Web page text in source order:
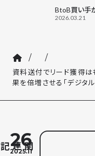
BtoB買い手
2026.03.21
/ /
資料送付でリード獲得は
果を倍増させる「デジタ
26
2025.11